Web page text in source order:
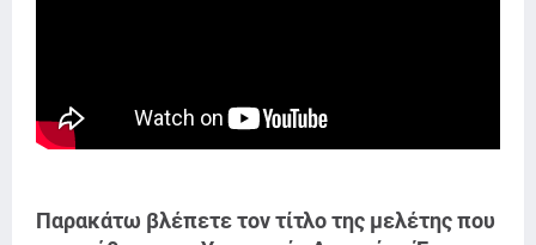
Παρακάτω βλέπετε τον τίτλο της μελέτης που